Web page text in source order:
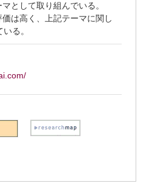
として取り組んでいる。
は高く、上記テーマに関し
る。